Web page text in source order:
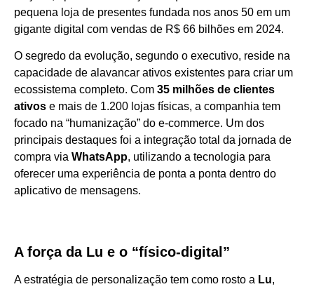
pequena loja de presentes fundada nos anos 50 em um
gigante digital com vendas de R$ 66 bilhões em 2024.
O segredo da evolução, segundo o executivo, reside na
capacidade de alavancar ativos existentes para criar um
ecossistema completo. Com 35 milhões de clientes
ativos e mais de 1.200 lojas físicas, a companhia tem
focado na “humanização” do e-commerce. Um dos
principais destaques foi a integração total da jornada de
compra via WhatsApp, utilizando a tecnologia para
oferecer uma experiência de ponta a ponta dentro do
aplicativo de mensagens.
A força da Lu e o “físico-digital”
A estratégia de personalização tem como rosto a Lu,